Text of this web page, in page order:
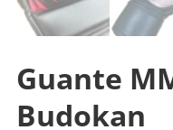
Guante
Budokan